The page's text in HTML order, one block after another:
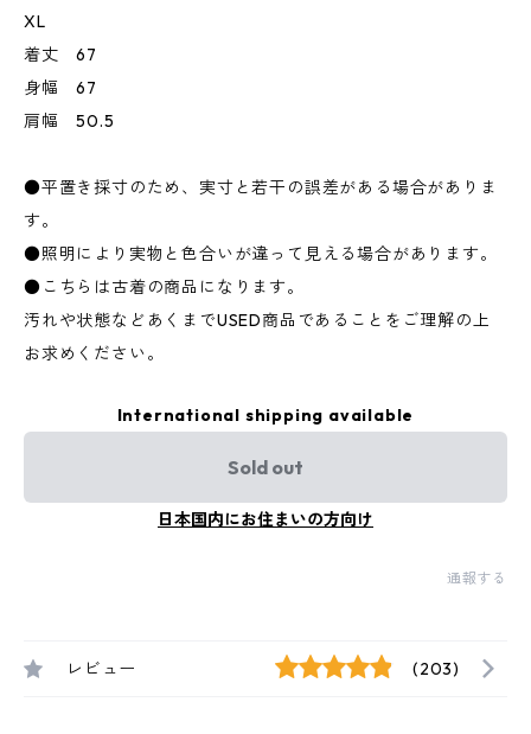
XL
着丈 67
身幅 67
肩幅 50.5
●平置き採寸のため、実寸と若干の誤差がある場合がありま
す。
●照明により実物と色合いが違って見える場合があります。
●こちらは古着の商品になります。
汚れや状態などあくまでUSED商品であることをご理解の上
お求めください。
International shipping available
Sold out
日本国内にお住まいの方向け
通報する
レビュー (203)